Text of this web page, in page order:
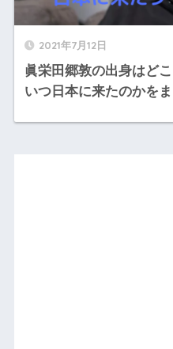
2021年7月12日
眞栄田郷敦の出身はど
いつ日本に来たのかを